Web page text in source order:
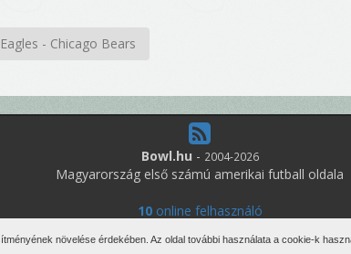
- Chicago Bears
Bowl.hu - 2004-2026
Magyarország első számú amerikai futball oldala
10online felhasználó
Impresszum
növelése érdekében. Az oldal további használata a cookie-k